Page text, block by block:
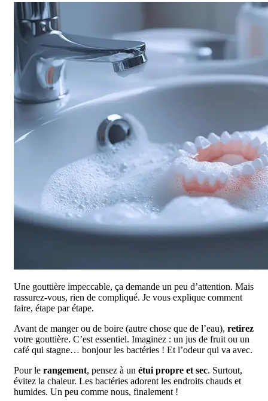
Une gouttière impeccable, ça demande un peu d’attention. Mais
rassurez-vous, rien de compliqué. Je vous explique comment
faire, étape par étape.
Avant de manger ou de boire (autre chose que de l’eau), retirez
votre gouttière. C’est essentiel. Imaginez : un jus de fruit ou un
café qui stagne… bonjour les bactéries ! Et l’odeur qui va avec.
Pour le rangement, pensez à un étui propre et sec. Surtout,
évitez la chaleur. Les bactéries adorent les endroits chauds et
humides. Un peu comme nous, finalement !